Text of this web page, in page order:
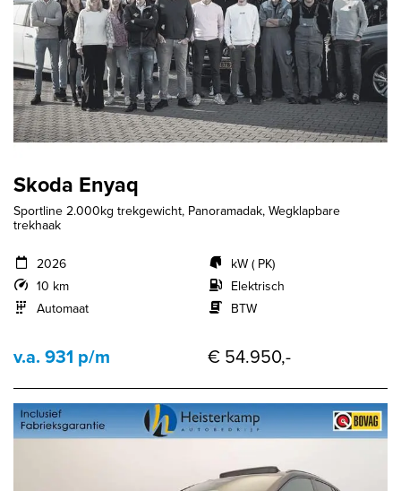
Skoda Enyaq
Sportline 2.000kg trekgewicht, Panoramadak, Wegklapbare
trekhaak
2026
10 km
Automaat
kW ( PK)
Elektrisch
BTW
v.a. 931 p/m € 54.950,-